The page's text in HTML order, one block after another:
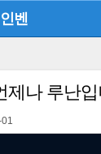
인벤
제나 루난